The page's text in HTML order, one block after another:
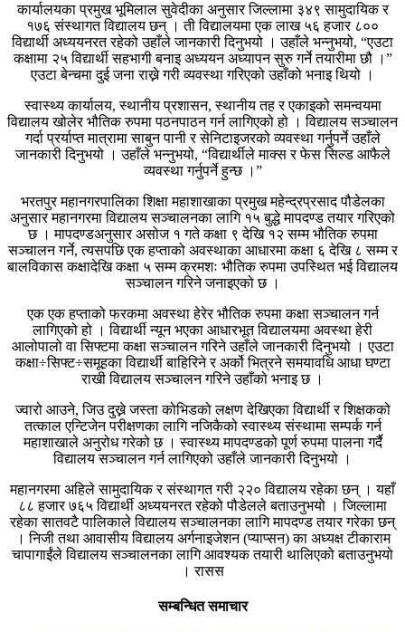
कार्यालयका प्रमुख भूमिलाल सुवेदीका अनुसार जिल्लामा ३४९ सामुदायिक र
१७६ संस्थागत विद्यालय छन् । ती विद्यालयमा एक लाख ५६ हजार ८००
विद्यार्थी अध्ययनरत रहेको उहाँले जानकारी दिनुभयो । उहाँले भन्नुभयो, “एउटा
कक्षामा २५ विद्यार्थी सहभागी बनाइ अध्ययन अध्यापन सुरु गर्ने तयारीमा छौ ।”
एउटा बेन्चमा दुई जना राख्ने गरी व्यवस्था गरिएको उहाँको भनाइ थियो ।
स्वास्थ्य कार्यालय, स्थानीय प्रशासन, स्थानीय तह र एकाइको समन्वयमा
विद्यालय खोलेर भौतिक रुपमा पठनपाठन गर्न लागिएको हो । विद्यालय सञ्चालन
गर्दा प्रर्याप्त मात्रामा साबुन पानी र सेनिटाइजरको व्यवस्था गर्नुपर्ने उहाँले
जानकारी दिनुभयो । उहाँले भन्नुभयो, “विद्यार्थीले माक्स र फेस सिल्ड आफैले
व्यवस्था गर्नुपर्ने हुन्छ ।”
भरतपुर महानगरपालिका शिक्षा महाशाखाका प्रमुख महेन्द्रप्रसाद पौडेलका
अनुसार महानगरमा विद्यालय सञ्चालनका लागि १५ बुद्धे मापदण्ड तयार गरिएको
छ । मापदण्डअनुसार असोज १ गते कक्षा ९ देखि १२ सम्म भौतिक रुपमा
सञ्चालन गर्ने, त्यसपछि एक हप्ताको अवस्थाका आधारमा कक्षा ६ देखि ८ सम्म र
बालविकास कक्षादेखि कक्षा ५ सम्म क्रमशः भौतिक रुपमा उपस्थित भई विद्यालय
सञ्चालन गरिने जनाइएको छ ।
एक एक हप्ताको फरकमा अवस्था हेरेर भौतिक रुपमा कक्षा सञ्चालन गर्न
लागिएको हो । विद्यार्थी न्यून भएका आधारभूत विद्यालयमा अवस्था हेरी
आलोपालो वा सिफ्टमा कक्षा सञ्चालन गरिने उहाँले जानकारी दिनुभयो । एउटा
कक्षा÷सिफ्ट÷समूहका विद्यार्थी बाहिरिने र अर्को भित्रने समयावधि आधा घण्टा
राखी विद्यालय सञ्चालन गरिने उहाँको भनाइ छ ।
ज्वारो आउने, जिउ दुख्ने जस्ता कोभिडको लक्षण देखिएका विद्यार्थी र शिक्षकको
तत्काल एन्टिजेन परीक्षणका लागि नजिकैको स्वास्थ्य संस्थामा सम्पर्क गर्न
महाशाखाले अनुरोध गरेको छ । स्वास्थ्य मापदण्डको पूर्ण रुपमा पालना गर्दै
विद्यालय सञ्चालन गर्न लागिएको उहाँले जानकारी दिनुभयो ।
महानगरमा अहिले सामुदायिक र संस्थागत गरी २२० विद्यालय रहेका छन् । यहाँ
८८ हजार ७६५ विद्यार्थी अध्ययनरत रहेको पौडेलले बताउनुभयो । जिल्लामा
रहेका सातवटै पालिकाले विद्यालय सञ्चालनका लागि मापदण्ड तयार गरेका छन्
। निजी तथा आवासीय विद्यालय अर्गनाइजेशन (प्याप्सन) का अध्यक्ष टीकाराम
चापागाईंले विद्यालय सञ्चालनका लागि आवश्यक तयारी थालिएको बताउनुभयो
। रासस
सम्बन्धित समाचार